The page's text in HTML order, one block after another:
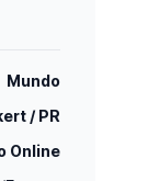
Mundo
/ PR
Online